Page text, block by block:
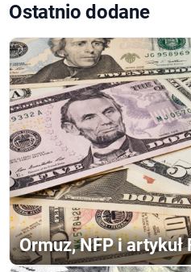
Ostatnio dodane
Ormuz, NFP i